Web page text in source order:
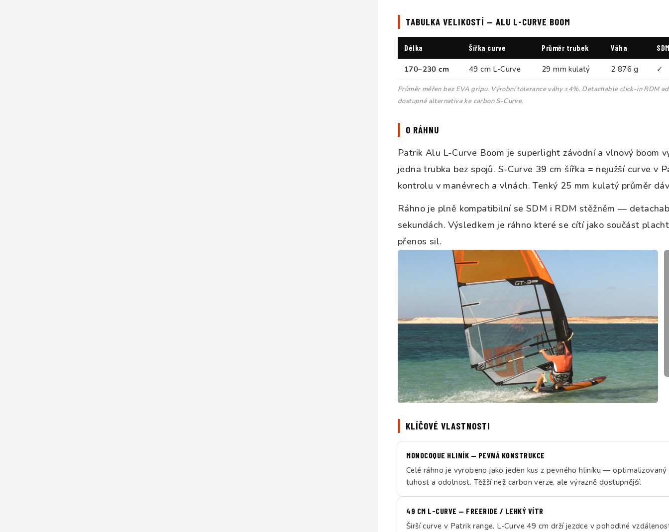
TABULKA VELIKOSTÍ — ALU L-CURVE BOOM
Délka Šířka curve Průměr trubek Váha
170–230 cm 49 cm L-Curve 29 mm kulatý 2 876 g ✓
Průměr měřen bez EVA gripu. Výrobní tolerance váhy ±4%. Detachable click-in RDM
dostupná alternativa ke carbon S-Curve.
O RÁHNU
Patrik Alu L-Curve Boom je superlight závodní a vlnový boom
jedna trubka bez spojů. S-Curve 39 cm šířka = nejužší curve v
kontrolu v manévrech a vlnách. Tenký 25 mm kulatý průměr
Ráhno je plně kompatibilní se SDM i RDM stěžněm —
sekundách. Výsledkem je ráhno které se cítí jako součást
přenos sil.
KLÍČOVÉ VLASTNOSTI
MONOCOQUE HLINÍK — PEVNÁ KONSTRUKCE
Celé ráhno je vyrobeno jako jeden kus z pevného hliníku —
tuhost a odolnost. Těžší než carbon verze, ale výrazně dostupnější.
49 CM L-CURVE — FREERIDE / LEHKÝ VÍTR
Širší curve v Patrik range. L-Curve 49 cm drží jezdce v pohodlné